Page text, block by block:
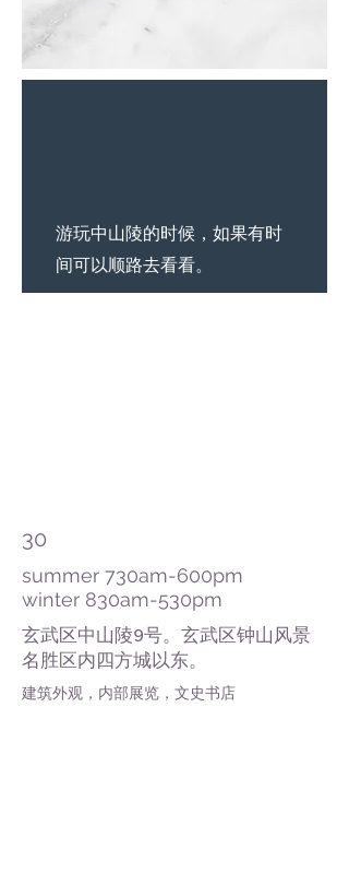
​游玩中山陵的时候，如果有时
间可以顺路去看看。
​30
summer 730am-600pm
​winter 830am-530pm
玄武区中山陵9号。玄武区钟山风景
名胜区内四方城以东。
建筑外观，内部展览，文史书店